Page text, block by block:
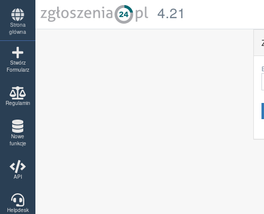
Strona
główna
Stwórz
Formularz
Regulamin
Nowe
funkcje
API
Helpdesk
4.21